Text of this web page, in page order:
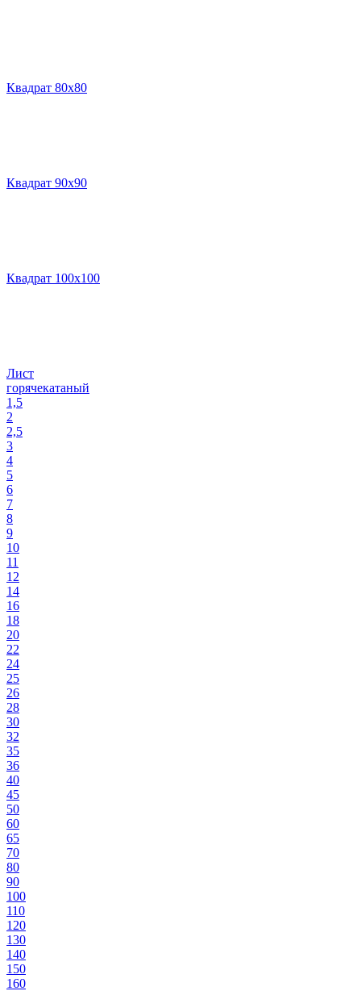
Квадрат 80х80
Квадрат 90х90
Квадрат 100х100
Лист
горячекатаный
1,5
2
2,5
3
4
5
6
7
8
9
10
11
12
14
16
18
20
22
24
25
26
28
30
32
35
36
40
45
50
60
65
70
80
90
100
110
120
130
140
150
160